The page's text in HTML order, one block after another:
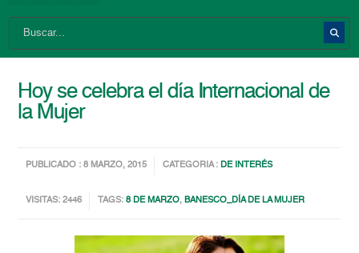
Hoy se celebra el día Internacional de
la Mujer
PUBLICADO : 8 MARZO, 2015 CATEGORIA :DE INTERÉS
VISITAS: 2446 TAGS:8 DE MARZO,BANESCO_DÍA DE LA MUJER